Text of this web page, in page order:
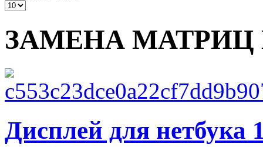
ЗАМЕНА МАТРИЦ
Дисплей для